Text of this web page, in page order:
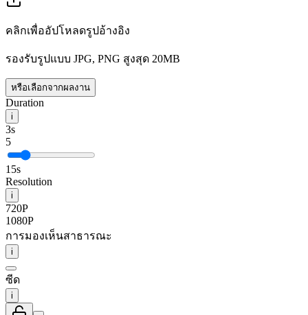
คลิกเพื่ออัปโหลดรูปอ้างอิง
รองรับรูปแบบ JPG, PNG สูงสุด 20MB
หรือเลือกจากผลงาน
Duration
i
3s
5
15s
Resolution
i
720P
1080P
การมองเห็นสาธารณะ
i
ซีด
i